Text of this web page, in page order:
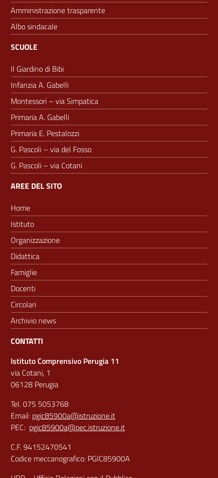
Amministrazione trasparente
Albo sindacale
SCUOLE
Il Giardino di Bibi
Infanzia A. Gabelli
Montessori – via Simpatica
Primaria A. Gabelli
Primaria E. Pestalozzi
G. Pascoli – via del Fosso
G. Pascoli – via Cotani
AREE DEL SITO
Home
Istituto
Organizzazione
Didattica
Famiglie
Docenti
Circolari
Archivio news
CONTATTI
Istituto Comprensivo Perugia 11
via Cotani, 1
06128 Perugia
Tel. 075 5053768
Email: pgic85900a@istruzione.it
PEC: pgic85900a@pec.istruzione.it
C.F. 94152470541
Codice meccanografico: PGIC85900A